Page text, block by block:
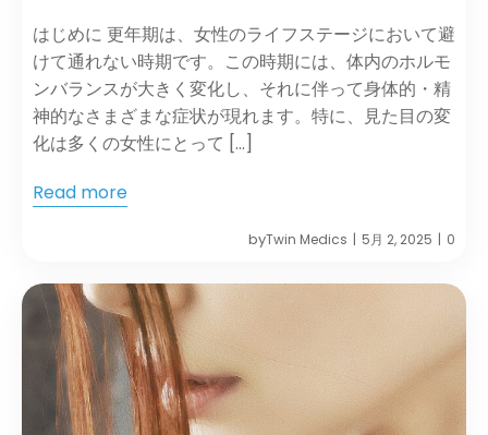
はじめに 更年期は、女性のライフステージにおいて避
けて通れない時期です。​この時期には、体内のホルモ
ンバランスが大きく変化し、それに伴って身体的・精
神的なさまざまな症状が現れます。​特に、見た目の変
化は多くの女性にとって […]
Read more
byTwin Medics | 5月 2, 2025 | 0